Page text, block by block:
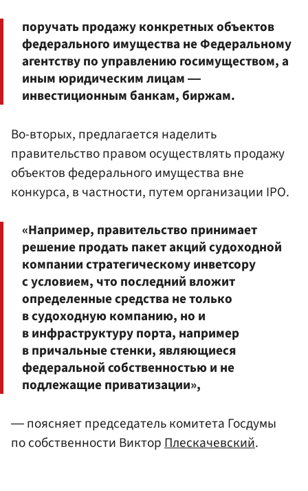
поручать продажу конкретных объектов
федерального имущества не Федеральному
агентству по управлению госимуществом, а
иным юридическим лицам ―
инвестиционным банкам, биржам.
Во-вторых, предлагается наделить
правительство правом осуществлять продажу
объектов федерального имущества вне
конкурса, в частности, путем организации IPO.
«Например, правительство принимает
решение продать пакет акций судоходной
компании стратегическому инветсору
с условием, что последний вложит
определенные средства не только
в судоходную компанию, но и
в инфраструктуру порта, например
в причальные стенки, являющиеся
федеральной собственностью и не
подлежащие приватизации»,
― поясняет председатель комитета Госдумы
по собственности ВикторПлескачевский.